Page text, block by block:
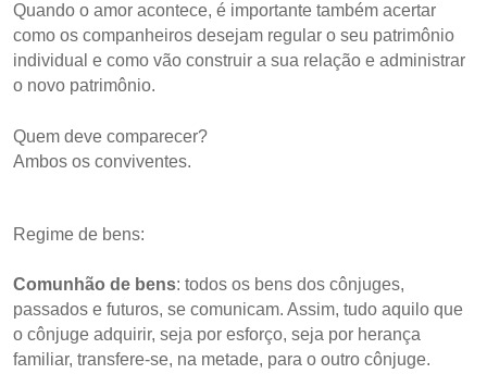
Quando o amor acontece, é importante também acertar
como os companheiros desejam regular o seu patrimônio
individual e como vão construir a sua relação e administrar
o novo patrimônio.
Quem deve comparecer?
Ambos os conviventes.
Regime de bens:
Comunhão de bens: todos os bens dos cônjuges,
passados e futuros, se comunicam. Assim, tudo aquilo que
o cônjuge adquirir, seja por esforço, seja por herança
familiar, transfere-se, na metade, para o outro cônjuge.